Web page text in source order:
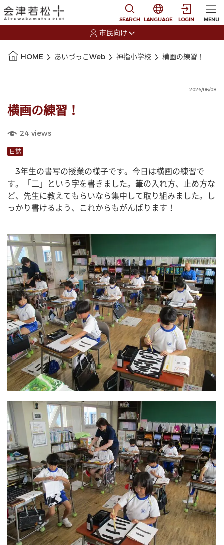
SEARCH
選択すると言語の切
LANGUAGE LOGIN MENU
市民向け
HOME あいづっこWeb 神指小学校 横画の練習！
2026/06/08
横画の練習！
24 views
日誌
3年生の書写の授業の様子です。今日は横画の練習で
す。「二」という字を書きました。筆の入れ方、止め方な
ど、先生に教えてもらいなら集中して取り組みました。し
っかり書けるよう、これからもがんばります！